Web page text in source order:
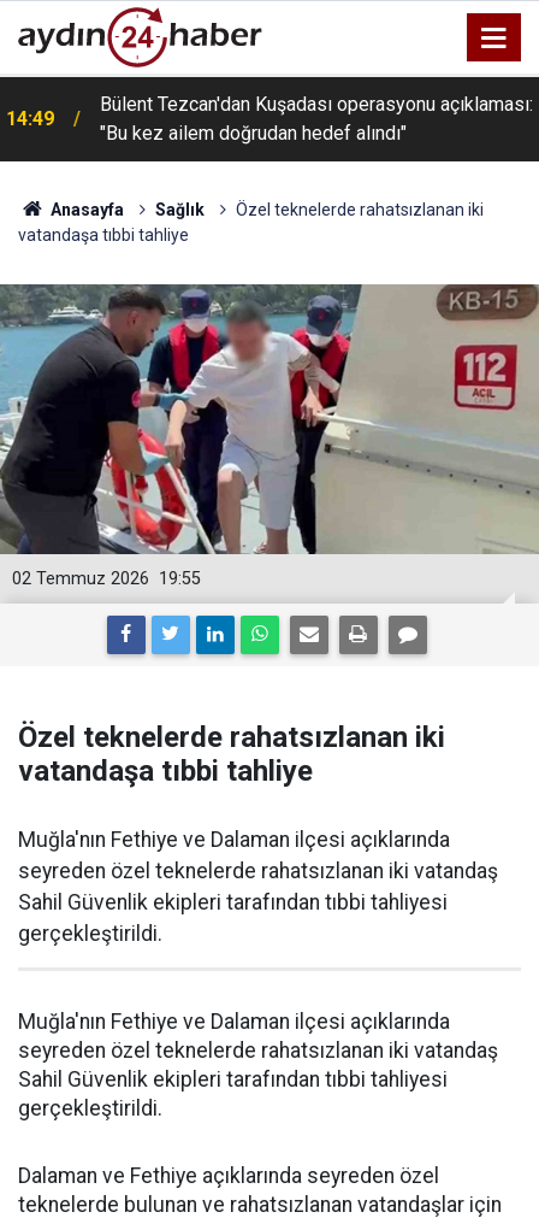
14:49
Bülent Tezcan'dan Kuşadası operasyonu açıklaması:
"Bu kez ailem doğrudan hedef alındı"
Anasayfa Sağlık
Özel teknelerde rahatsızlanan iki
vatandaşa tıbbi tahliye
19:55
02 Temmuz 2026
Özel teknelerde rahatsızlanan iki
vatandaşa tıbbi tahliye
Muğla'nın Fethiye ve Dalaman ilçesi açıklarında
seyreden özel teknelerde rahatsızlanan iki vatandaş
Sahil Güvenlik ekipleri tarafından tıbbi tahliyesi
gerçekleştirildi.
Muğla'nın Fethiye ve Dalaman ilçesi açıklarında
seyreden özel teknelerde rahatsızlanan iki vatandaş
Sahil Güvenlik ekipleri tarafından tıbbi tahliyesi
gerçekleştirildi.
Dalaman ve Fethiye açıklarında seyreden özel
teknelerde bulunan ve rahatsızlanan vatandaşlar için